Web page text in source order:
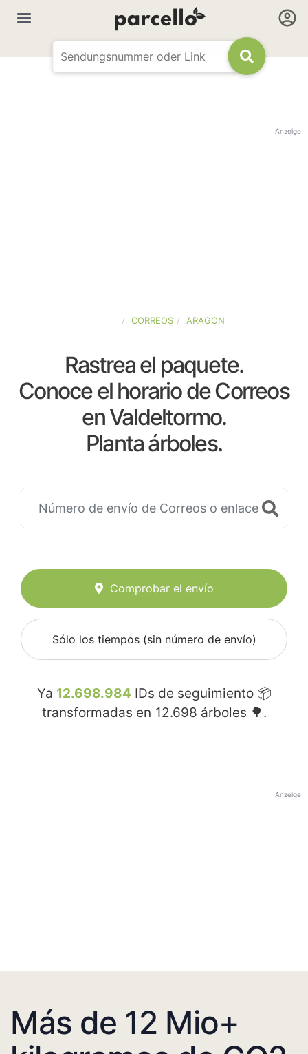
Anzeige
CORREOS ARAGON
Rastrea el paquete.
Conoce el horario de Correos
en Valdeltormo.
Planta árboles.
Comprobar el envío
Sólo los tiempos (sin número de envío)
Ya 12.698.984 IDs de seguimiento 📦
transformadas en 12.698 árboles 🌳.
Anzeige
Más de 12 Mio+